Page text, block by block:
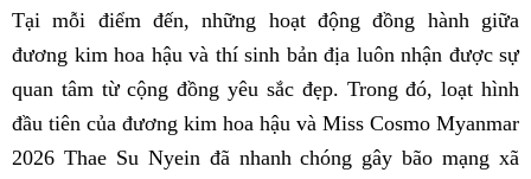
Tại mỗi điểm đến, những hoạt động đồng hành giữa
đương kim hoa hậu và thí sinh bản địa luôn nhận được sự
quan tâm từ cộng đồng yêu sắc đẹp. Trong đó, loạt hình
đầu tiên của đương kim hoa hậu và Miss Cosmo Myanmar
2026 Thae Su Nyein đã nhanh chóng gây bão mạng xã